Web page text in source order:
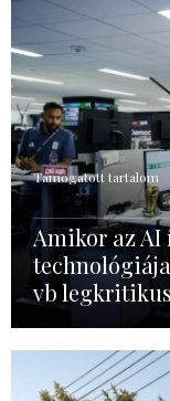
Támogatott tartalom
Amikor az AI
vb